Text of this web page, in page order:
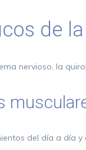
de
nervioso, la
del día a día y